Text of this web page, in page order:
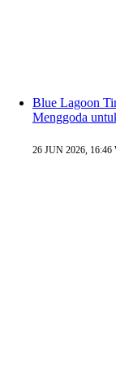
Blue Lagoon
Menggoda
26 JUN 2026, 16:46